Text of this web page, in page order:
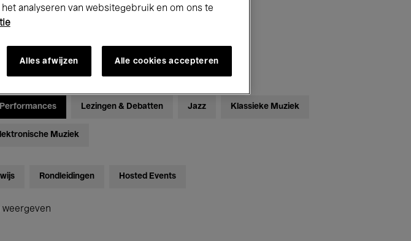
Performances Lezingen & Debatten Jazz Klassieke Muziek
Muziek
Rondleidingen Hosted Events
analyseren van websitegebruik en om ons te
Alles afwijzen Alle cookies accepteren